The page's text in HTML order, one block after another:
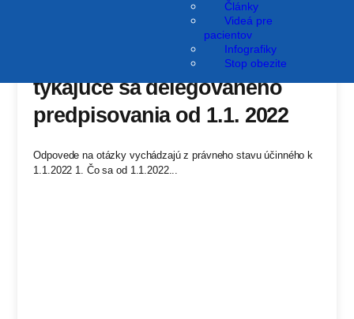
Články
Videá pre
pacientov
Infografiky
Stop obezite
Odporúčania členom SSVPL
týkajúce sa delegovaného
predpisovania od 1.1. 2022
Odpovede na otázky vychádzajú z právneho stavu účinného k
1.1.2022 1. Čo sa od 1.1.2022...